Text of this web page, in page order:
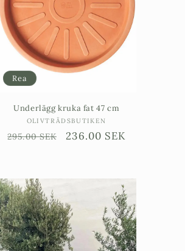
Rea
Underlägg kruka fat 47 cm
Säljare:
OLIVTRÄDSBUTIKEN
Ordinarie
295.00 SEK Försäljningspris
236.00 SEK